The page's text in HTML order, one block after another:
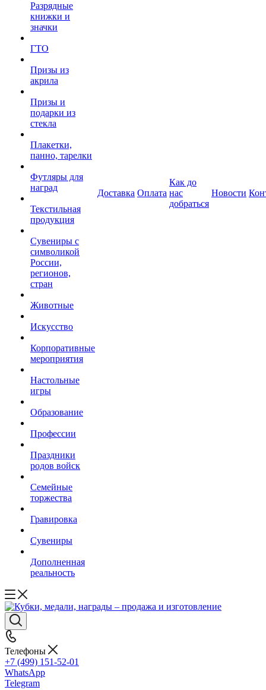
Разрядные
книжки и
значки
ГТО
Призы из
акрила
Призы и
подарки из
стекла
Плакетки,
панно, тарелки
Футляры для
наград
Текстильная
продукция
Сувениры с
символикой
России,
регионов,
стран
Животные
Искусство
Корпоративные
мероприятия
Настольные
игры
Образование
Профессии
Праздники
родов войск
Семейные
торжества
Гравировка
Сувениры
Дополненная
реальность
Доставка Оплата
Как до
нас
добраться
Новости
Телефоны
+7 (499) 151-52-01
WhatsApp
Telegram